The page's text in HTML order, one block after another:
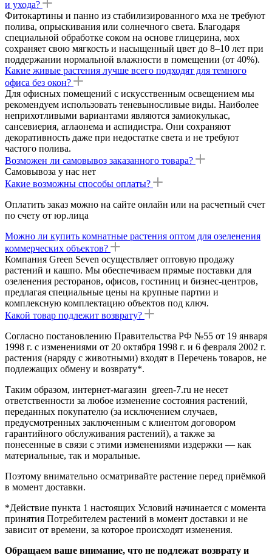
и ухода?
Фитокартины и панно из стабилизированного мха не требуют
полива, опрыскивания или солнечного света. Благодаря
специальной обработке соком на основе глицерина, мох
сохраняет свою мягкость и насыщенный цвет до 8–10 лет при
поддержании нормальной влажности в помещении (от 40%).
Какие живые растения лучше всего подходят для темного
офиса без окон?
Для офисных помещений с искусственным освещением мы
рекомендуем использовать теневыносливые виды. Наиболее
неприхотливыми вариантами являются замиокулькас,
сансевиерия, аглаонема и аспидистра. Они сохраняют
декоративность даже при недостатке света и не требуют
частого полива.
Возможен ли самовывоз заказанного товара?
Самовывоза у нас нет
Какие возможны способы оплаты?
Оплатить заказ можно на сайте онлайн или на расчетный счет
по счету от юр.лица
Можно ли купить комнатные растения оптом для озеленения
коммерческих объектов?
Компания Green Seven осуществляет оптовую продажу
растений и кашпо. Мы обеспечиваем прямые поставки для
озеленения ресторанов, офисов, гостиниц и бизнес-центров,
предлагая специальные цены на крупные партии и
комплексную комплектацию объектов под ключ.
Какой товар подлежит возврату?
Согласно постановлению Правительства РФ №55 от 19 января
1998 г. с изменениями от 20 октября 1998 г. и 6 февраля 2002 г.
растения (наряду с животными) входят в Перечень товаров, не
подлежащих обмену и возврату*.
Таким образом, интернет-магазин green-7.ru не несет
ответственности за любое изменение состояния растений,
переданных покупателю (за исключением случаев,
предусмотренных заключенным с клиентом договором
гарантийного обслуживания растений), а также за
понесенные в связи с этими изменениями издержки — как
материальные, так и моральные.
Поэтому внимательно осматривайте растение перед приёмкой
в момент доставки.
*Действие пункта 1 настоящих Условий начинается с момента
принятия Потребителем растений в момент доставки и не
зависит от времени, за которое происходят изменения.
Обращаем ваше внимание, что не подлежат возврату и